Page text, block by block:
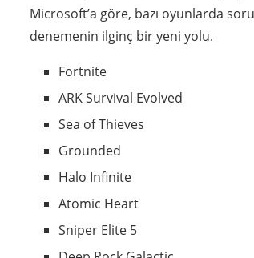
Microsoft’a göre, bazı oyunlarda
denemenin ilginç bir yeni yolu.
Fortnite
ARK Survival Evolved
Sea of Thieves
Grounded
Halo Infinite
Atomic Heart
Sniper Elite 5